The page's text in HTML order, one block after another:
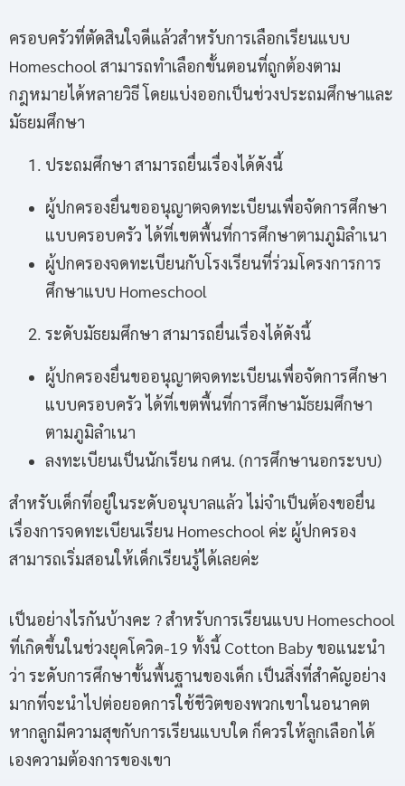
ครอบครัวที่ตัดสินใจดีแล้วสำหรับการเลือกเรียนแบบ
Homeschool สามารถทำเลือกขั้นตอนที่ถูกต้องตาม
กฎหมายได้หลายวิธี โดยแบ่งออกเป็นช่วงประถมศึกษาและ
มัธยมศึกษา
ประถมศึกษา สามารถยื่นเรื่องได้ดังนี้
ผู้ปกครองยื่นขออนุญาตจดทะเบียนเพื่อจัดการศึกษา
แบบครอบครัว ได้ที่เขตพื้นที่การศึกษาตามภูมิลำเนา
ผู้ปกครองจดทะเบียนกับโรงเรียนที่ร่วมโครงการการ
ศึกษาแบบ Homeschool
ระดับมัธยมศึกษา สามารถยื่นเรื่องได้ดังนี้
ผู้ปกครองยื่นขออนุญาตจดทะเบียนเพื่อจัดการศึกษา
แบบครอบครัว ได้ที่เขตพื้นที่การศึกษามัธยมศึกษา
ตามภูมิลำเนา
ลงทะเบียนเป็นนักเรียน กศน. (การศึกษานอกระบบ)
สำหรับเด็กที่อยู่ในระดับอนุบาลแล้ว ไม่จำเป็นต้องขอยื่น
เรื่องการจดทะเบียนเรียน Homeschool ค่ะ ผู้ปกครอง
สามารถเริ่มสอนให้เด็กเรียนรู้ได้เลยค่ะ
เป็นอย่างไรกันบ้างคะ ? สำหรับการเรียนแบบ Homeschool
ที่เกิดขึ้นในช่วงยุคโควิด-19 ทั้งนี้ Cotton Baby ขอแนะนำ
ว่า ระดับการศึกษาขั้นพื้นฐานของเด็ก เป็นสิ่งที่สำคัญอย่าง
มากที่จะนำไปต่อยอดการใช้ชีวิตของพวกเขาในอนาคต
หากลูกมีความสุขกับการเรียนแบบใด ก็ควรให้ลูกเลือกได้
เองความต้องการของเขา